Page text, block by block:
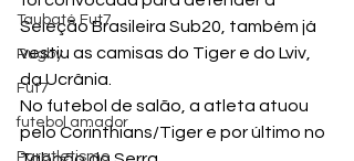
Taubaté Fut7
Rugby
Fut7
futebol amador
Paratletismo
Seleção Brasileira Sub20, também já
vestiu as camisas do Tiger e do Lviv,
da Ucrânia.
No futebol de salão, a atleta atuou
pelo Corinthians/Tiger e por último no